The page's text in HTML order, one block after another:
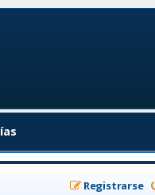
Registrarse